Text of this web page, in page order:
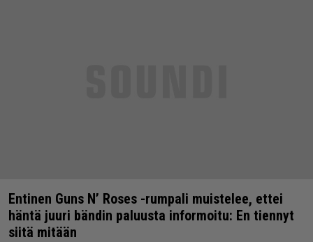
Entinen Guns N’ Roses -rumpali muistelee, ettei
häntä juuri bändin paluusta informoitu: En tiennyt
siitä mitään